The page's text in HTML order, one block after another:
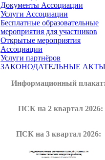
Документы Ассоциации
Услуги Ассоциации
Бесплатные образовательные
мероприятия для участников
Открытые мероприятия
Ассоциации
Услуги партнёров
ЗАКОНОДАТЕЛЬНЫЕ АКТЫ
Информационный плакат:
ПСК на 2 квартал 2026:
ПСК на 3 квартал 2026: